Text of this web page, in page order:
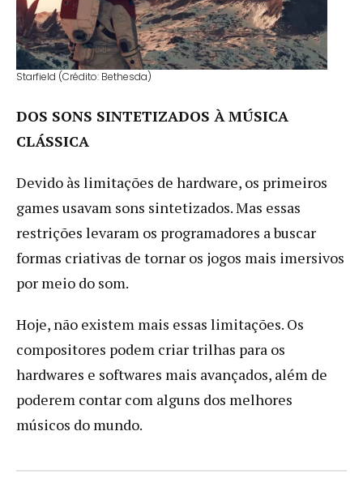
Starfield (Crédito: Bethesda)
DOS SONS SINTETIZADOS À MÚSICA
CLÁSSICA
Devido às limitações de hardware, os primeiros
games usavam sons sintetizados. Mas essas
restrições levaram os programadores a buscar
formas criativas de tornar os jogos mais imersivos
por meio do som.
Hoje, não existem mais essas limitações. Os
compositores podem criar trilhas para os
hardwares e softwares mais avançados, além de
poderem contar com alguns dos melhores
músicos do mundo.